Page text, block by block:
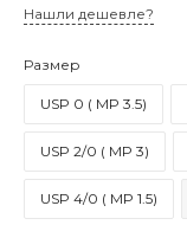
Нашли дешевле?
Размер
USP 0 ( MP 3.5)
USP 2/0 ( MP 3)
USP 4/0 ( MP 1.5)